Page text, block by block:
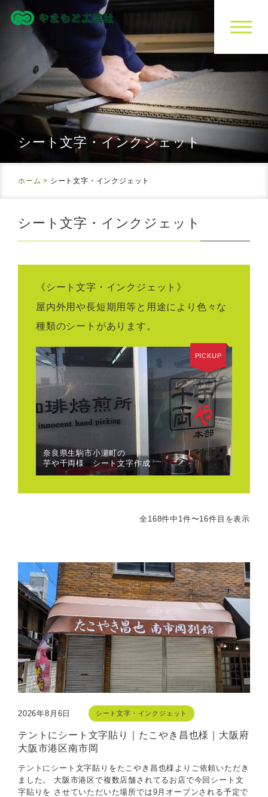
シート文字・インクジェット
ホーム > シート文字・インクジェット
シート文字・インクジェット
《シート文字・インクジェット》
屋内外用や長短期用等と用途により色々な
種類のシートがあります。
PICKUP
奈良県生駒市小瀬町の
芋や千両様 シート文字作成
全168件中1件〜16件目を表示
2026年8月6日 シート文字・インクジェット
テントにシート文字貼り｜たこやき昌也様｜大阪府
大阪市港区南市岡
テントにシート文字貼りをたこやき昌也様よりご依頼いただき
ました。 大阪市港区で複数店舗されてるお店で今回シート文
字貼りを させていただいた場所では9月オープンされる予定で